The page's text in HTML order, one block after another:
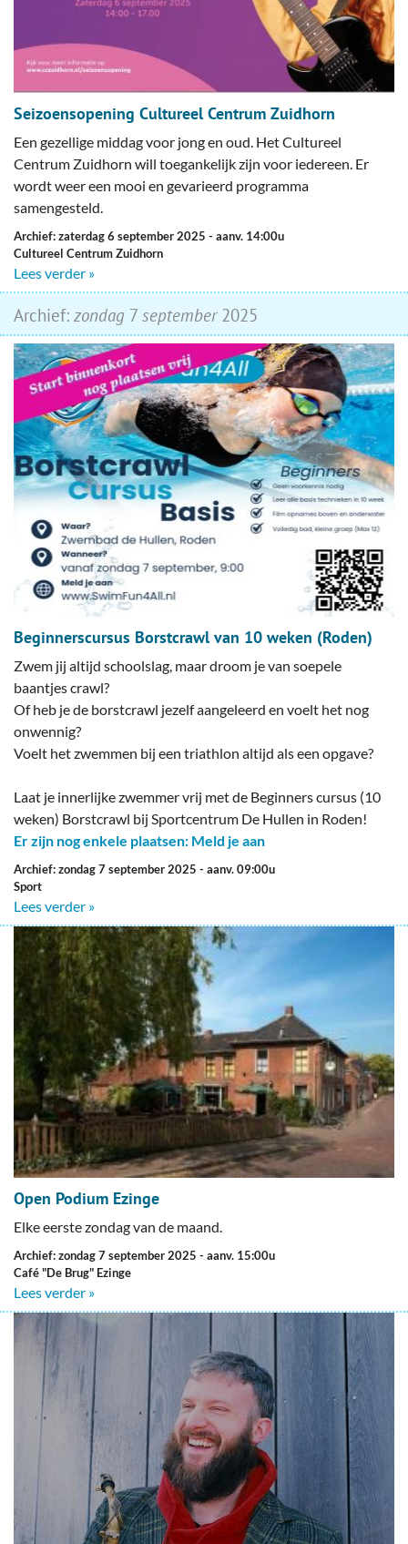
Seizoensopening Cultureel Centrum Zuidhorn
Een gezellige middag voor jong en oud. Het Cultureel
Centrum Zuidhorn will toegankelijk zijn voor iedereen. Er
wordt weer een mooi en gevarieerd programma
samengesteld.
Archief: zaterdag 6 september 2025 - aanv. 14:00u
Cultureel Centrum Zuidhorn
Lees verder »
Archief: zondag 7 september2025
Beginnerscursus Borstcrawl van 10 weken (Roden)
Zwem jij altijd schoolslag, maar droom je van soepele
baantjes crawl?
Of heb je de borstcrawl jezelf aangeleerd en voelt het nog
onwennig?
Voelt het zwemmen bij een triathlon altijd als een opgave?
Laat je innerlijke zwemmer vrij met de Beginners cursus (10
weken) Borstcrawl bij Sportcentrum De Hullen in Roden!
Er zijn nog enkele plaatsen: Meld je aan
Archief: zondag 7 september 2025 - aanv. 09:00u
Sport
Lees verder »
Open Podium Ezinge
Elke eerste zondag van de maand.
Archief: zondag 7 september 2025 - aanv. 15:00u
Café "De Brug" Ezinge
Lees verder »